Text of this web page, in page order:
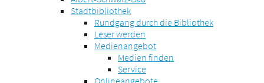
Stadtbibliothek
Rundgang durch die Bibliothek
Leser werden
Medienangebot
Medien finden
Service